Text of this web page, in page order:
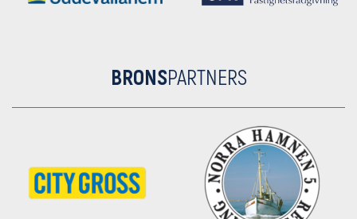
BRONSPARTNERS